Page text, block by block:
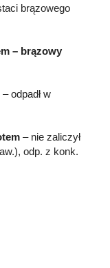
brązowego
– brązowy
– odpadł w
– nie zaliczył
odp. z konk.